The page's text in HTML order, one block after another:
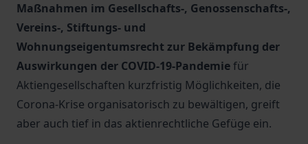
Maßnahmen im Gesellschafts-, Genossenschafts-,
Vereins-, Stiftungs- und
Wohnungseigentumsrecht zur Bekämpfung der
Auswirkungen der COVID-19-Pandemiefür
Aktiengesellschaften kurzfristig Möglichkeiten, die
Corona-Krise organisatorisch zu bewältigen, greift
aber auch tief in das aktienrechtliche Gefüge ein.